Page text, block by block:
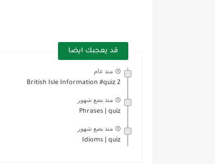
قد يعجبك ايضا
منذ عام
British Isle Information #quiz 2
منذ بضع شهور
Phrases | quiz
منذ بضع شهور
Idioms | quiz